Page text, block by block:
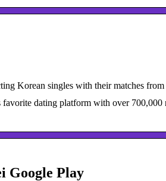
Korean singles with their matches
dating platform with over 700,000
Google Play